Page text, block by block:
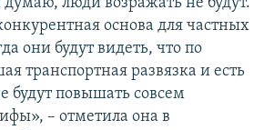
люди возражать не будут.
основа для частных
они будут видеть, что по
транспортная развязка и есть
будут повышать совсем
– отметила она в